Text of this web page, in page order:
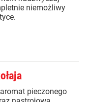
niemożliwy
pieczonego